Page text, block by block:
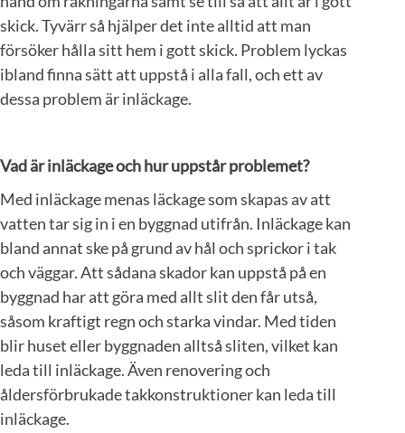
skick. Tyvärr så hjälper det inte alltid att man
försöker hålla sitt hem i gott skick. Problem lyckas
ibland finna sätt att uppstå i alla fall, och ett av
dessa problem är inläckage.
Vad är inläckage och hur uppstår problemet?
Med inläckage menas läckage som skapas av att
vatten tar sig in i en byggnad utifrån. Inläckage kan
bland annat ske på grund av hål och sprickor i tak
och väggar. Att sådana skador kan uppstå på en
byggnad har att göra med allt slit den får utså,
såsom kraftigt regn och starka vindar. Med tiden
blir huset eller byggnaden alltså sliten, vilket kan
leda till inläckage. Även renovering och
åldersförbrukade takkonstruktioner kan leda till
inläckage.